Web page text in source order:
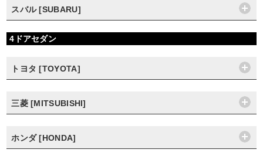
スバル [SUBARU]
4ドアセダン
トヨタ [TOYOTA]
三菱 [MITSUBISHI]
ホンダ [HONDA]